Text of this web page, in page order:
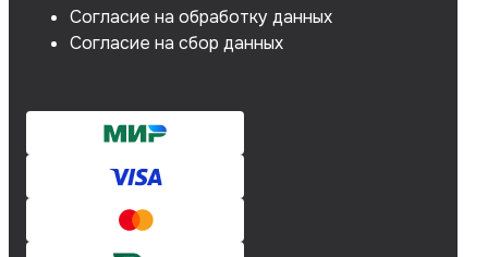
Согласие на обработку данных
Согласие на сбор данных